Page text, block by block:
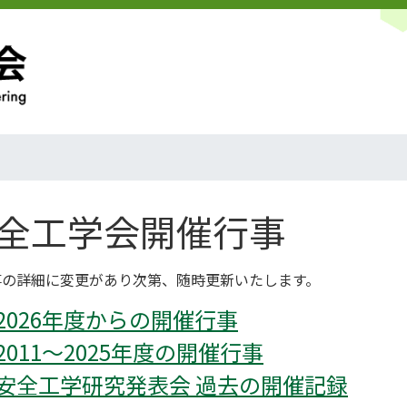
工学会開催行事
詳細に変更があり次第、随時更新いたします。
年度からの開催行事
～2025年度の開催行事
全工学研究発表会 過去の開催記録